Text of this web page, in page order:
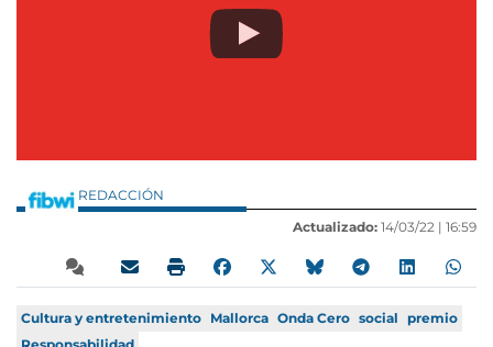
REDACCIÓN
Actualizado: 14/03/22 | 16:59
Cultura y entretenimiento Mallorca Onda Cero social premio